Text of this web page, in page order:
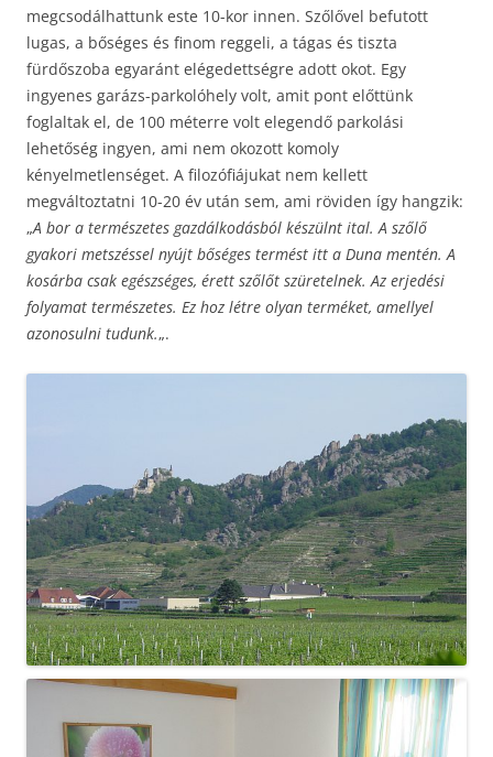
megcsodálhattunk este 10-kor innen. Szőlővel befutott
lugas, a bőséges és finom reggeli, a tágas és tiszta
fürdőszoba egyaránt elégedettségre adott okot. Egy
ingyenes garázs-parkolóhely volt, amit pont előttünk
foglaltak el, de 100 méterre volt elegendő parkolási
lehetőség ingyen, ami nem okozott komoly
kényelmetlenséget. A filozófiájukat nem kellett
megváltoztatni 10-20 év után sem, ami röviden így hangzik:
„A bor a természetes gazdálkodásból készülnt ital. A szőlő
gyakori metszéssel nyújt bőséges termést itt a Duna mentén. A
kosárba csak egészséges, érett szőlőt szüretelnek. Az erjedési
folyamat természetes. Ez hoz létre olyan terméket, amellyel
azonosulni tudunk.„.